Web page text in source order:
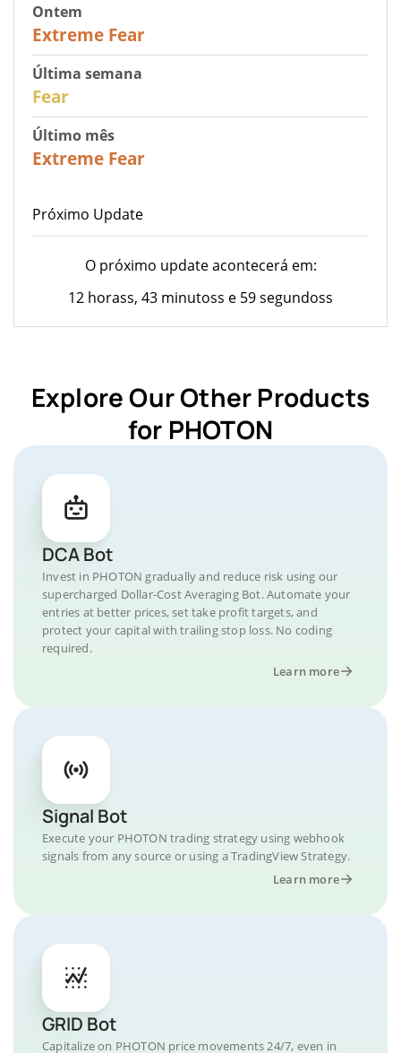
Ontem
Extreme Fear
Última semana
Fear
Último mês
Extreme Fear
Próximo Update
O próximo update acontecerá em:
12 horass, 43 minutoss e 59 segundoss
Explore Our Other Products
for PHOTON
DCA Bot
Invest in PHOTON gradually and reduce risk using our
supercharged Dollar-Cost Averaging Bot. Automate your
entries at better prices, set take profit targets, and
protect your capital with trailing stop loss. No coding
required.
Learn more
Signal Bot
Execute your PHOTON trading strategy using webhook
signals from any source or using a TradingView Strategy.
Learn more
GRID Bot
Capitalize on PHOTON price movements 24/7, even in